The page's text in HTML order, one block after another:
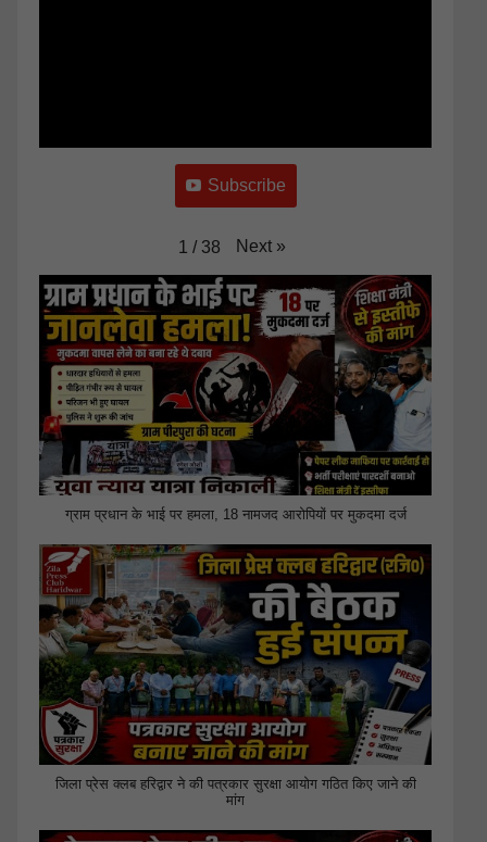
Subscribe
1 / 38 Next »
ग्राम प्रधान के भाई पर हमला, 18 नामजद आरोपियों पर मुकदमा दर्ज
जिला प्रेस क्लब हरिद्वार ने की पत्रकार सुरक्षा आयोग गठित किए जाने की
मांग